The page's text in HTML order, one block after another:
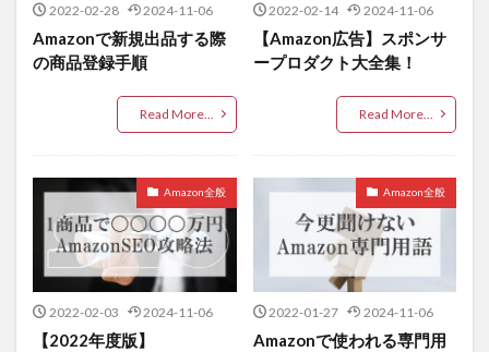
2022-02-28 2024-11-06
Amazonで新規出品する際
の商品登録手順
Read More...
2022-02-14 2024-11-06
【Amazon広告】スポンサ
ープロダクト大全集！
Read More...
Amazon全般
2022-02-03 2024-11-06
【2022年度版】
Amazon全般
2022-01-27 2024-11-06
Amazonで使われる専門用